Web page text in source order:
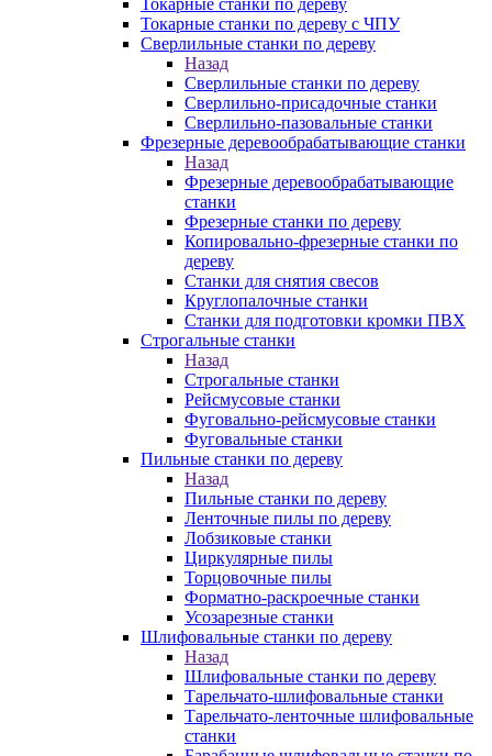
Токарные станки по дереву
Токарные станки по дереву с ЧПУ
Сверлильные станки по дереву
Назад
Сверлильные станки по дереву
Сверлильно-присадочные станки
Сверлильно-пазовальные станки
Фрезерные деревообрабатывающие станки
Назад
Фрезерные деревообрабатывающие
станки
Фрезерные станки по дереву
Копировально-фрезерные станки по
дереву
Станки для снятия свесов
Круглопалочные станки
Станки для подготовки кромки ПВХ
Строгальные станки
Назад
Строгальные станки
Рейсмусовые станки
Фуговально-рейсмусовые станки
Фуговальные станки
Пильные станки по дереву
Назад
Пильные станки по дереву
Ленточные пилы по дереву
Лобзиковые станки
Циркулярные пилы
Торцовочные пилы
Форматно-раскроечные станки
Усозарезные станки
Шлифовальные станки по дереву
Назад
Шлифовальные станки по дереву
Тарельчато-шлифовальные станки
Тарельчато-ленточные шлифовальные
станки